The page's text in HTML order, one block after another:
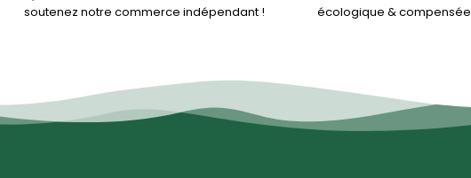
soutenez notre commerce indépendant ! écologique & compensée